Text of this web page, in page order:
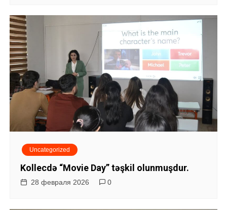
з
а
п
и
с
я
м
Uncategorized
Kollecdə “Movie Day” təşkil olunmuşdur.
28 февраля 2026 0